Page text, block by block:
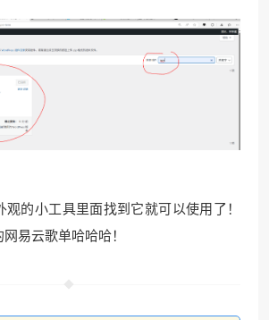
的小工具里面找到它就可以使用了！
易云歌单哈哈哈！